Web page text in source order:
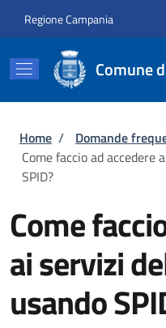
Regione Campania
Comune
Briciole di
Home / Domande
Come faccio ad accedere
SPID?
Come
ai servizi
usando